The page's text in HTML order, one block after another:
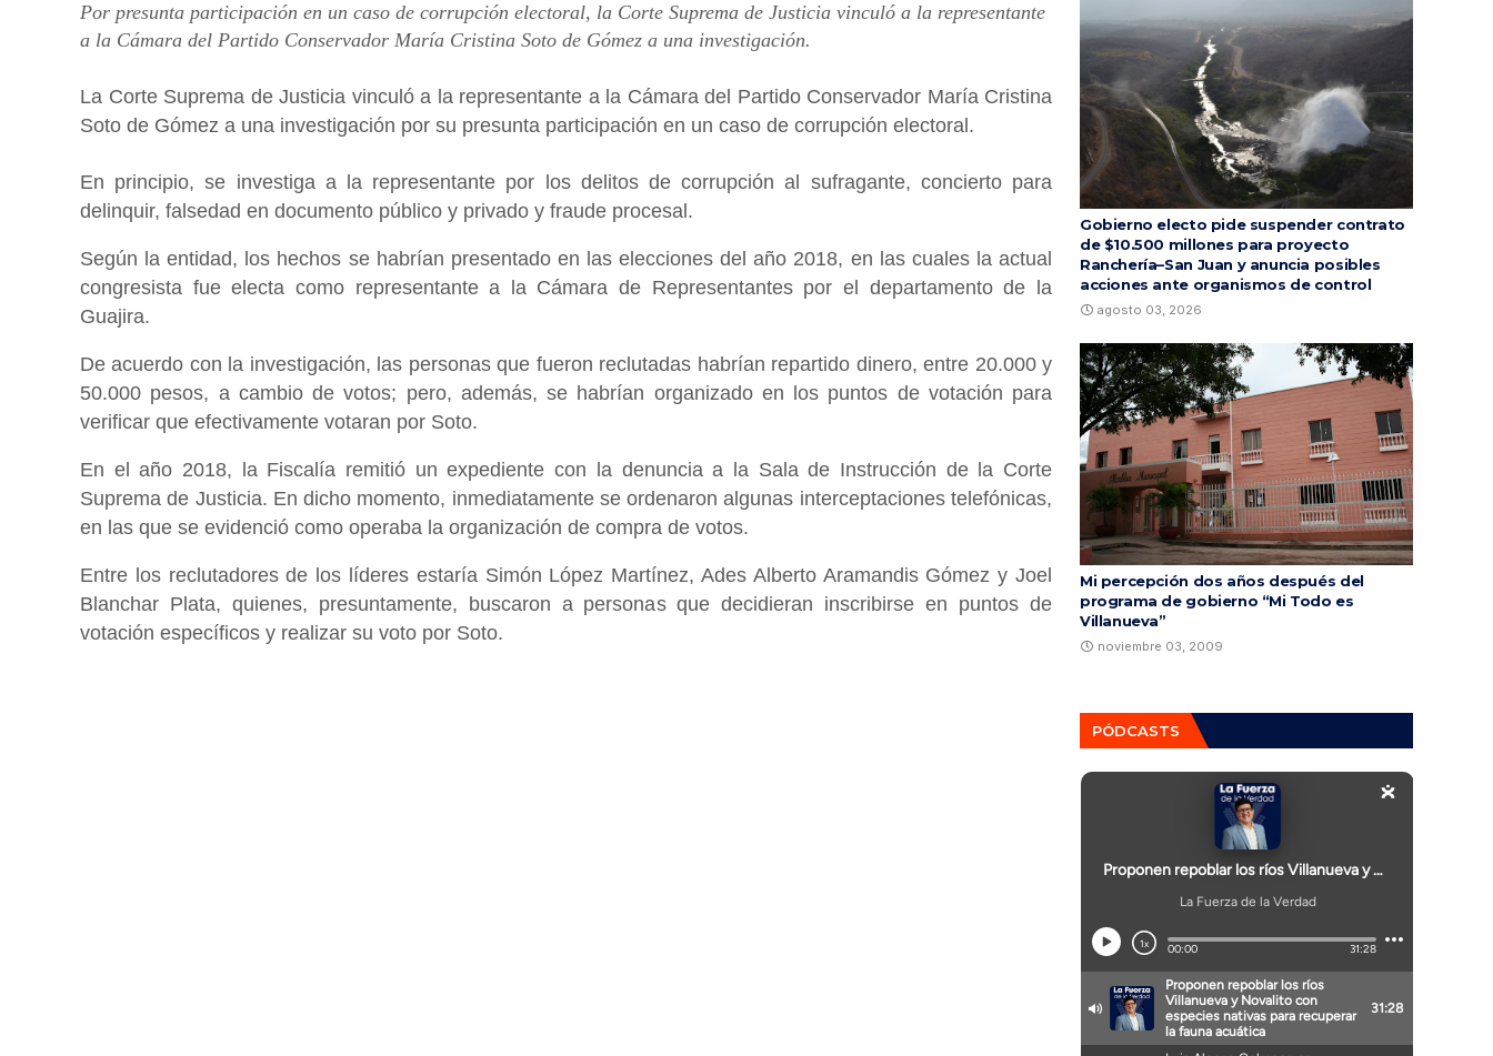
Por presunta participación en un caso de corrupción electoral, la Corte Suprema de Justicia vinculó a la representante
a la Cámara del Partido Conservador María Cristina Soto de Gómez a una investigación.
La Corte Suprema de Justicia vinculó a la representante a la Cámara del Partido Conservador María Cristina
Soto de Gómez a una investigación por su presunta participación en un caso de corrupción electoral.
En principio, se investiga a la representante por los delitos de corrupción al sufragante, concierto para
delinquir, falsedad en documento público y privado y fraude procesal.
Según la entidad, los hechos se habrían presentado en las elecciones del año 2018, en las cuales la actual
congresista fue electa como representante a la Cámara de Representantes por el departamento de la
Guajira.
De acuerdo con la investigación, las personas que fueron reclutadas habrían repartido dinero, entre 20.000 y
50.000 pesos, a cambio de votos; pero, además, se habrían organizado en los puntos de votación para
verificar que efectivamente votaran por Soto.
En el año 2018, la Fiscalía remitió un expediente con la denuncia a la Sala de Instrucción de la Corte
Suprema de Justicia. En dicho momento, inmediatamente se ordenaron algunas interceptaciones telefónicas,
en las que se evidenció como operaba la organización de compra de votos.
Entre los reclutadores de los líderes estaría Simón López Martínez, Ades Alberto Aramandis Gómez y Joel
Blanchar Plata, quienes, presuntamente, buscaron a personas que decidieran inscribirse en puntos de
votación específicos y realizar su voto por Soto.
Gobierno electo pide suspender contrato
de $10.500 millones para proyecto
Ranchería–San Juan y anuncia posibles
acciones ante organismos de control
agosto 03, 2026
Mi percepción dos años después del
programa de gobierno “Mi Todo es
Villanueva”
noviembre 03, 2009
PÓDCASTS